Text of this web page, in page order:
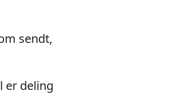
sendt,
er deling